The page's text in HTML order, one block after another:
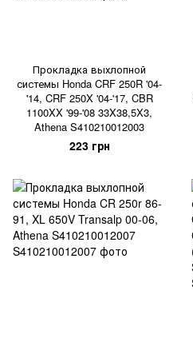
Прокладка выхлопной
системы Honda CRF 250R '04-
'14, CRF 250X '04-'17, CBR
1100XX '99-'08 33X38,5X3,
Athena S410210012003
223 грн